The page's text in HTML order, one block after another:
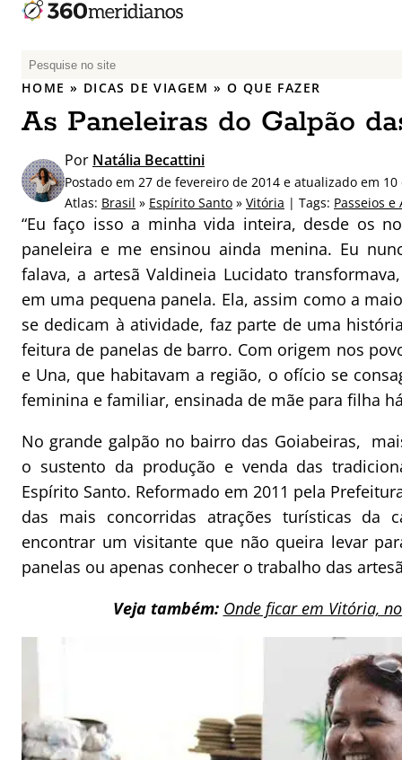
P
e
q
i
s
p
o
r
:
HOME » DICAS DE VIAGEM »O QUE FAZER
As Paneleiras do Galpão
Por Natália Becattini
Postado em 27 de fevereiro de 2014 e atualizado em
Atlas: Brasil » Espírito Santo » Vitória | Tags: Passeios e
“Eu faço isso a minha vida inteira, desde os
paneleira e me ensinou ainda menina. Eu
falava, a artesã Valdineia Lucidato
em uma pequena panela. Ela, assim como a
se dedicam à atividade, faz parte de uma
feitura de panelas de barro. Com origem nos
e Una, que habitavam a região, o ofício se
feminina e familiar, ensinada de mãe para filha
No grande galpão no bairro das Goiabeiras,
o sustento da produção e venda das
Espírito Santo. Reformado em 2011 pela
das mais concorridas atrações turísticas da
encontrar um visitante que não queira levar
panelas ou apenas conhecer o trabalho das
Veja também: Onde ficar em Vitória,